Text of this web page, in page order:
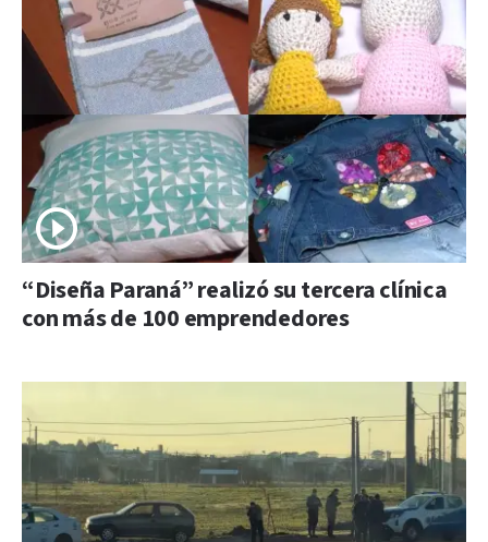
“Diseña Paraná” realizó su tercera clínica
con más de 100 emprendedores